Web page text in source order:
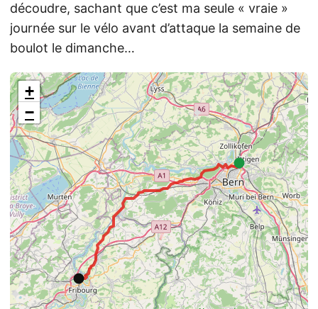
découdre, sachant que c’est ma seule « vraie »
journée sur le vélo avant d’attaque la semaine de
boulot le dimanche…
+
−